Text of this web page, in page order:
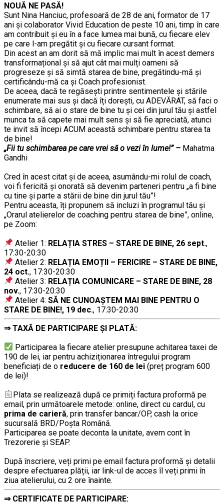
NOUĂ NE PASĂ!
Sunt Nina Hanciuc, profesoară de 28 de ani, formator de 17
ani și colaborator Vivid Education de peste 10 ani, timp în care
am contribuit și eu în a face lumea mai bună, cu fiecare elev
pe care l-am pregătit și cu fiecare cursant format.
Din acest an am dorit să mă implic mai mult în acest demers
transformațional și să ajut cât mai mulți oameni să
progreseze și să simtă starea de bine, pregătindu-mă și
certificându-mă ca și Coach profesionist.
De aceea, dacă te regăsești printre sentimentele și stările
enumerate mai sus și dacă îți dorești, cu ADEVĂRAT, să faci o
schimbare, să ai o stare de bine tu și cei din jurul tău și astfel
munca ta să capete mai mult sens și să fie apreciată, atunci
te invit să începi ACUM această schimbare pentru starea ta
de bine!
„Fii tu schimbarea pe care vrei să o vezi în lume!” – Mahatma
Gandhi
Cred în acest citat și de aceea, asumându-mi rolul de coach,
voi fi fericită și onorată să devenim parteneri pentru „a fi bine
cu tine și parte a stării de bine din jurul tău”!
Pentru aceasta, îți propunem să incluzi în programul tău și
„Orarul atelierelor de coaching pentru starea de bine”, online,
pe Zoom:
Atelier 1: RELAȚIA STRES – STARE DE BINE, 26 sept.,
17:30-20:30
Atelier 2: RELAȚIA EMOȚII – FERICIRE – STARE DE BINE,
24 oct., 17:30-20:30
Atelier 3: RELAȚIA COMUNICARE – STARE DE BINE, 28
nov., 17:30-20:30
Atelier 4:SĂ NE CUNOAȘTEM MAI BINE PENTRU O
STARE DE BINE!, 19 dec., 17:30-20:30
⇒TAXĂ DE PARTICIPARE ȘI PLATĂ:
Participarea la fiecare atelier presupune achitarea taxei de
190 de lei, iar pentru achiziționarea întregului program
beneficiați de o reducere de 160 de lei (preț program 600
de lei)!
Plata se realizează după ce primiți factura proformă pe
email, prin următoarele metode: online, direct cu cardul, cu
prima de carieră, prin transfer bancar/OP, cash la orice
sucursală BRD/Poşta Română.
Participarea se poate deconta la unitate, avem cont în
Trezorerie și SEAP.
După ȋnscriere, veți primi pe email factura proformă şi detalii
despre efectuarea plății, iar link-ul de acces îl veți primi în
ziua atelierului, cu 2 ore înainte.
⇒CERTIFICATE DE PARTICIPARE: